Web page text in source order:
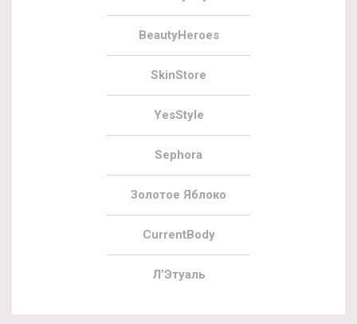
BeautyHeroes
SkinStore
YesStyle
Sephora
Золотое Яблоко
CurrentBody
Л’Этуаль